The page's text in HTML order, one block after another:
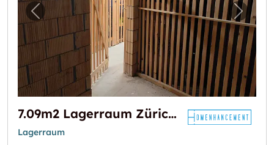
Vorheriges Bild für "7.09m2 Lagerraum
7.09m2 Lagerraum Zürich - Neugasse 83
Lagerraum